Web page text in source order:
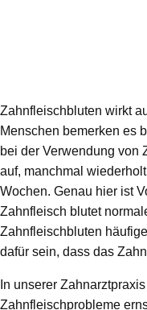
Zahnfleischbluten wirkt
Menschen bemerken es
bei der Verwendung von
auf, manchmal
Wochen. Genau hier ist
Zahnfleisch blutet
Zahnfleischbluten
dafür sein, dass das
In unserer
Zahnfleischprobleme